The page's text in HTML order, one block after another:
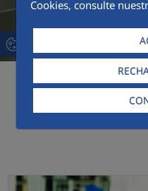
Cookies, consulte
Líneas